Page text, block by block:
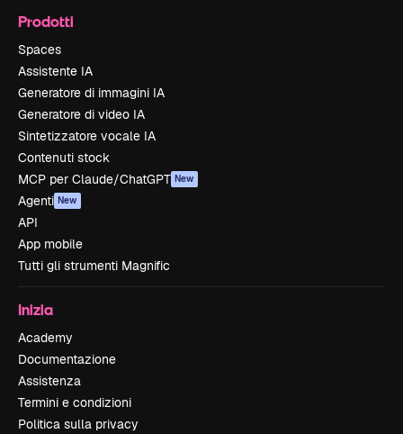
Prodotti
Spaces
Assistente IA
Generatore di immagini IA
Generatore di video IA
Sintetizzatore vocale IA
Contenuti stock
MCP per Claude/ChatGPT New
Agenti New
API
App mobile
Tutti gli strumenti Magnific
Inizia
Academy
Documentazione
Assistenza
Termini e condizioni
Politica sulla privacy